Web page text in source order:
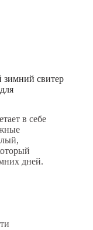
свитер
в себе
дней.